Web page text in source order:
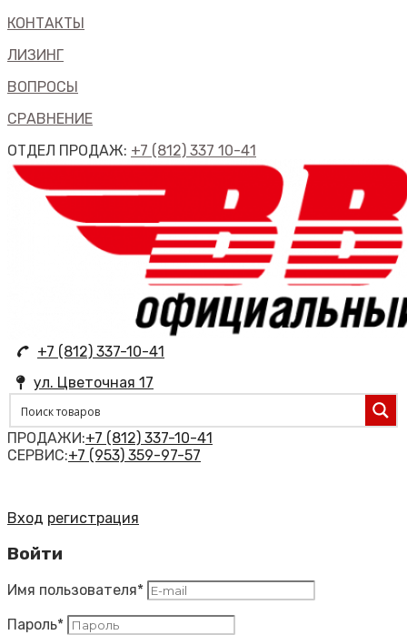
КОНТАКТЫ
ЛИЗИНГ
ВОПРОСЫ
СРАВНЕНИЕ
ОТДЕЛ ПРОДАЖ: +7 (812) 337 10-41
+7 (812) 337-10-41
ул. Цветочная 17
ПРОДАЖИ:+7 (812) 337-10-41
СЕРВИС:+7 (953) 359-97-57
Вход регистрация
Войти
Имя пользователя*
Пароль*